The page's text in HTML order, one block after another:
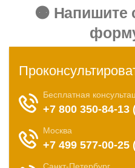
🟠 Напишите